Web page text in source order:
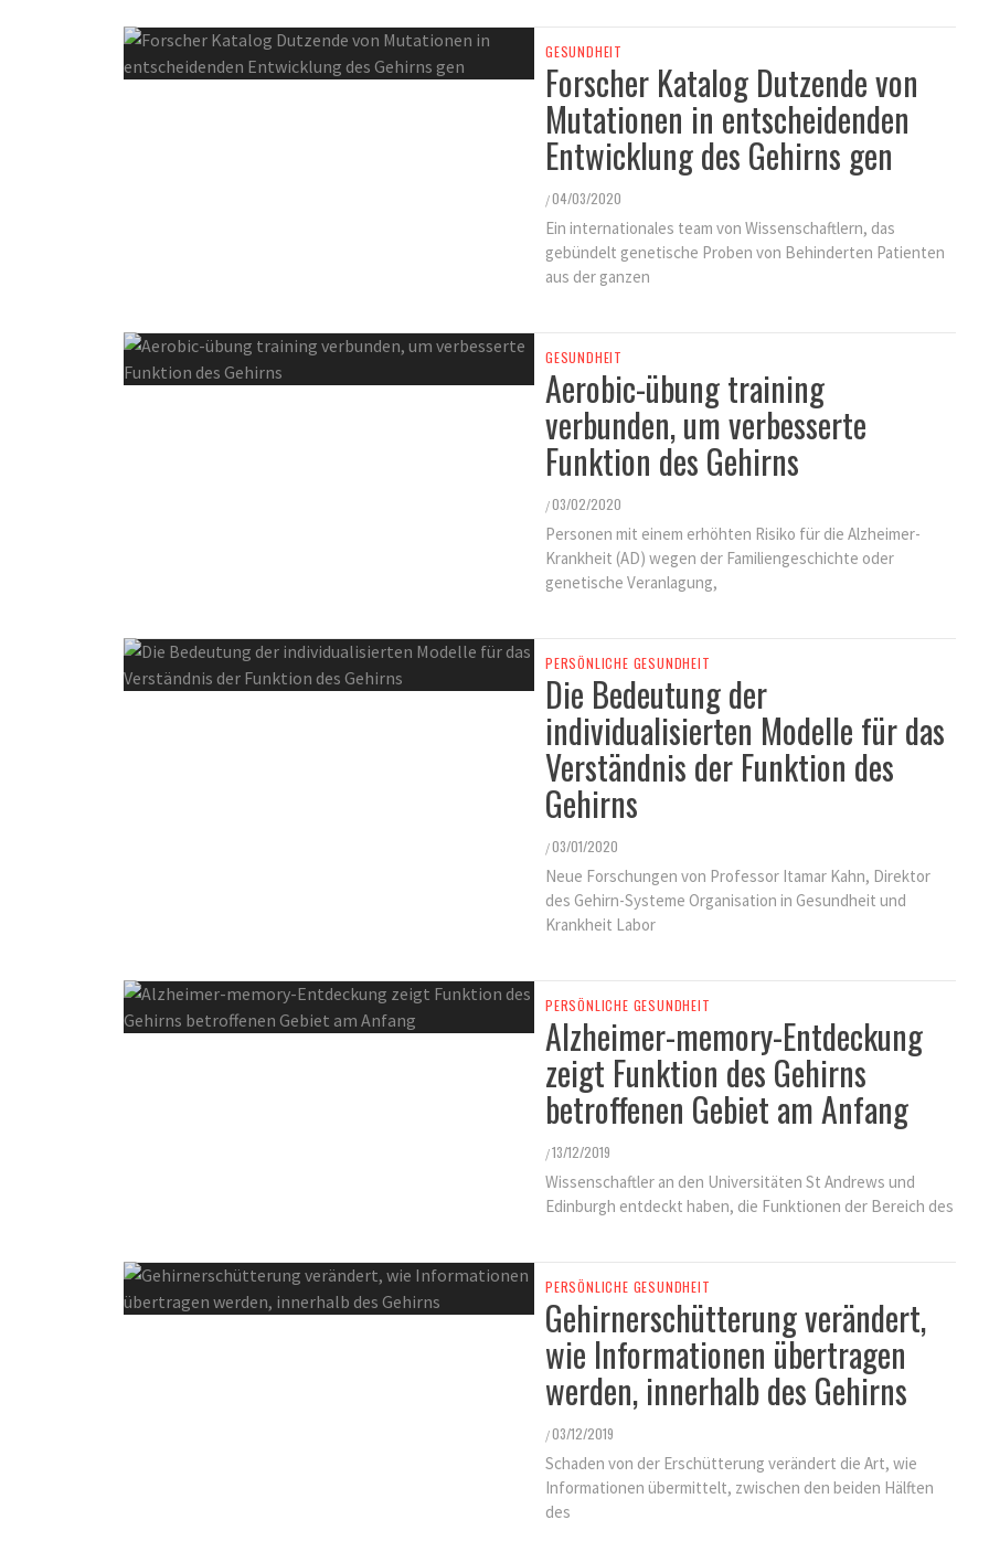
GESUNDHEIT
Forscher Katalog Dutzende von
Mutationen in entscheidenden
Entwicklung des Gehirns gen
/04/03/2020
Ein internationales team von Wissenschaftlern, das
gebündelt genetische Proben von Behinderten Patienten
aus der ganzen
GESUNDHEIT
Aerobic-übung training
verbunden, um verbesserte
Funktion des Gehirns
/03/02/2020
Personen mit einem erhöhten Risiko für die Alzheimer-
Krankheit (AD) wegen der Familiengeschichte oder
genetische Veranlagung,
PERSÖNLICHE GESUNDHEIT
Die Bedeutung der
individualisierten Modelle für das
Verständnis der Funktion des
Gehirns
/03/01/2020
Neue Forschungen von Professor Itamar Kahn, Direktor
des Gehirn-Systeme Organisation in Gesundheit und
Krankheit Labor
PERSÖNLICHE GESUNDHEIT
Alzheimer-memory-Entdeckung
zeigt Funktion des Gehirns
betroffenen Gebiet am Anfang
/13/12/2019
Wissenschaftler an den Universitäten St Andrews und
Edinburgh entdeckt haben, die Funktionen der Bereich des
PERSÖNLICHE GESUNDHEIT
Gehirnerschütterung verändert,
wie Informationen übertragen
werden, innerhalb des Gehirns
/03/12/2019
Schaden von der Erschütterung verändert die Art, wie
Informationen übermittelt, zwischen den beiden Hälften
des